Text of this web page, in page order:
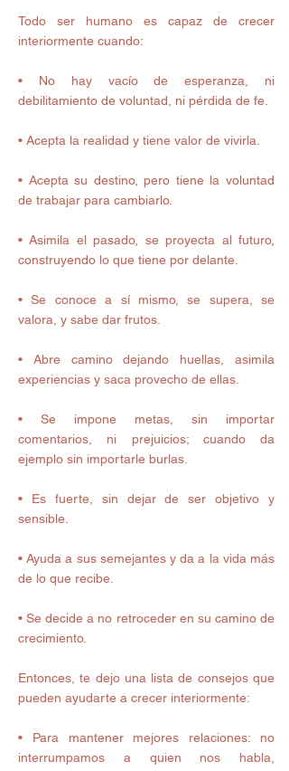
Todo ser humano es capaz de crecer
interiormente cuando:
• No hay vacío de esperanza, ni
debilitamiento de voluntad, ni pérdida de fe.
• Acepta la realidad y tiene valor de vivirla.
• Acepta su destino, pero tiene la voluntad
de trabajar para cambiarlo.
• Asimila el pasado, se proyecta al futuro,
construyendo lo que tiene por delante.
• Se conoce a sí mismo, se supera, se
valora, y sabe dar frutos.
• Abre camino dejando huellas, asimila
experiencias y saca provecho de ellas.
• Se impone metas, sin importar
comentarios, ni prejuicios; cuando da
ejemplo sin importarle burlas.
• Es fuerte, sin dejar de ser objetivo y
sensible.
• Ayuda a sus semejantes y da a la vida más
de lo que recibe.
• Se decide a no retroceder en su camino de
crecimiento.
Entonces, te dejo una lista de consejos que
pueden ayudarte a crecer interiormente:
• Para mantener mejores relaciones: no
interrumpamos a quien nos habla,